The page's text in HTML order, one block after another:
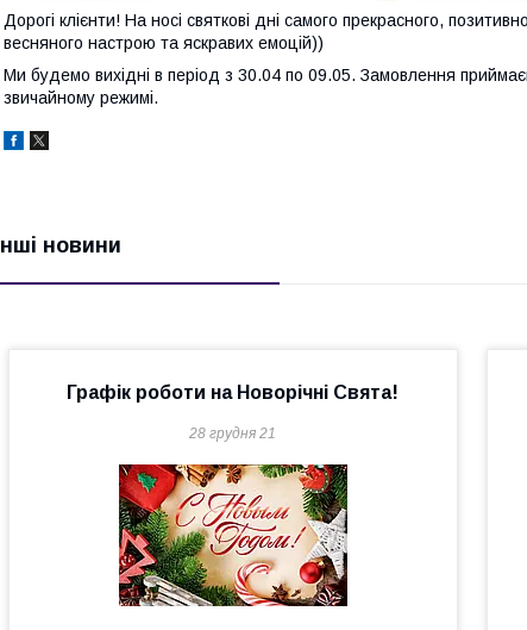
Дорогі клієнти! На носі святкові дні самого прекрасного,
весняного настрою та яскравих емоцій))
Ми будемо вихідні в період з 30.04 по 09.05. Замовлення
звичайному режимі.
Інші новини
Графік роботи на Новорічні Свята!
28 грудня 21